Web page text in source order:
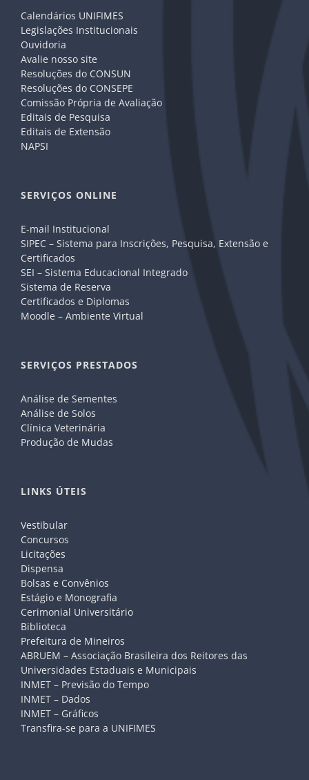
Calendários UNIFIMES
Legislações Institucionais
Ouvidoria
Avalie nosso site
Resoluções do CONSUN
Resoluções do CONSEPE
Comissão Própria de Avaliação
Editais de Pesquisa
Editais de Extensão
NAPSI
SERVIÇOS ONLINE
E-mail Institucional
SIPEC – Sistema para Inscrições, Pesquisa, Extensão e
Certificados
SEI – Sistema Educacional Integrado
Sistema de Reserva
Certificados e Diplomas
Moodle – Ambiente Virtual
SERVIÇOS PRESTADOS
Análise de Sementes
Análise de Solos
Clínica Veterinária
Produção de Mudas
LINKS ÚTEIS
Vestibular
Concursos
Licitações
Dispensa
Bolsas e Convênios
Estágio e Monografia
Cerimonial Universitário
Biblioteca
Prefeitura de Mineiros
ABRUEM – Associação Brasileira dos Reitores das
Universidades Estaduais e Municipais
INMET – Previsão do Tempo
INMET – Dados
INMET – Gráficos
Transfira-se para a UNIFIMES